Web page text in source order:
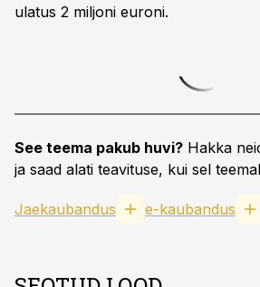
ulatus 2 miljoni euroni.
See teema pakub huvi? Hakka
ja saad alati teavituse, kui sel
Jaekaubandus e-kaubandus